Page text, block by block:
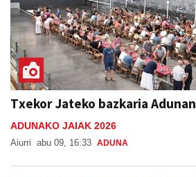
Txekor Jateko bazkaria Adunan
ADUNAKO JAIAK 2026
Aiurri abu 09, 16:33 ADUNA